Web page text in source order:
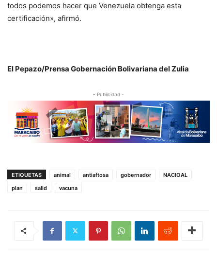
todos podemos hacer que Venezuela obtenga esta
certificación», afirmó.
El Pepazo/Prensa Gobernación Bolivariana del Zulia
- Publicidad -
ETIQUETAS animal antiaftosa gobernador
NACIOAL
plan
salid vacuna